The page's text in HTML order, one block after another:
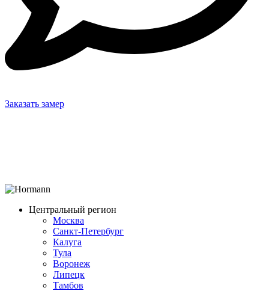
Заказать замер
Центральный регион
Москва
Санкт-Петербург
Калуга
Тула
Воронеж
Липецк
Тамбов